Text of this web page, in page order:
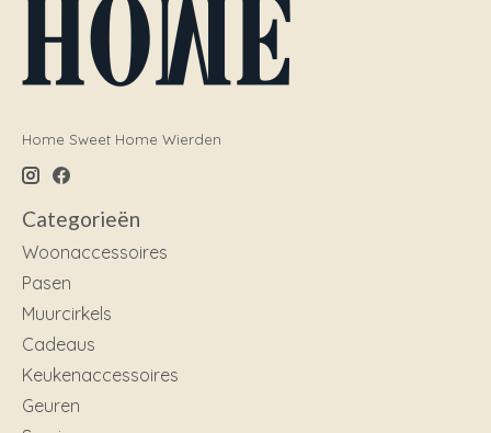
Home Sweet Home Wierden
Categorieën
Woonaccessoires
Pasen
Muurcirkels
Cadeaus
Keukenaccessoires
Geuren